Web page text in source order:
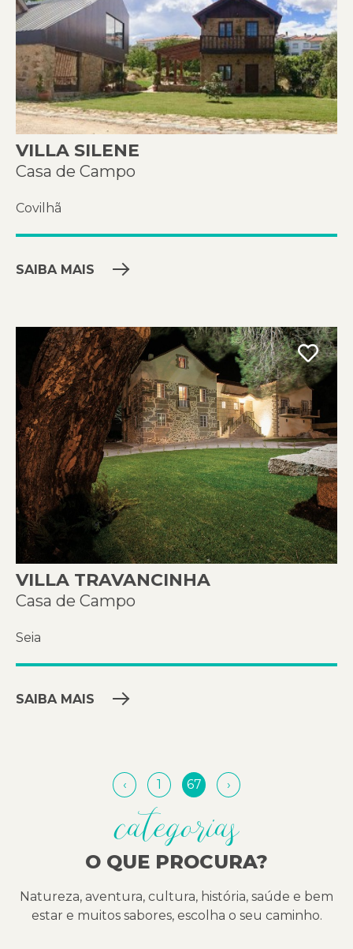
VILLA SILENE
Casa de Campo
Covilhã
SAIBA MAIS
VILLA TRAVANCINHA
Casa de Campo
Seia
SAIBA MAIS
‹ 1 67 ›
categorias
O QUE PROCURA?
Natureza, aventura, cultura, história, saúde e bem
estar e muitos sabores, escolha o seu caminho.